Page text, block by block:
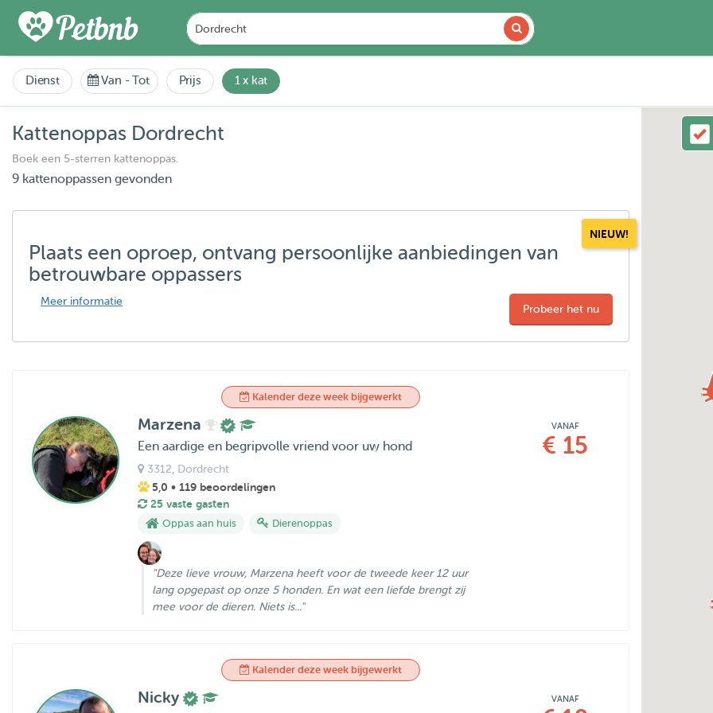
Dienst Van -Tot Prijs 1 x kat
Kattenoppas Dordrecht
Boek een 5-sterren kattenoppas.
9 kattenoppassen gevonden
NIEUW!
Plaats een oproep, ontvang persoonlijke aanbiedingen van
betrouwbare oppassers
Meer informatie
Probeer het nu
Kalender deze week bijgewerkt
Marzena
Een aardige en begripvolle vriend voor uw hond
3312 , Dordrecht
5,0 • 119 beoordelingen
25 vaste gasten
Oppas aan huis Dierenoppas
"Deze lieve vrouw, Marzena heeft voor de tweede keer 12 uur
lang opgepast op onze 5 honden. En wat een liefde brengt zij
mee voor de dieren. Niets is..."
VANAF
€ 15
Kalender deze week bijgewerkt
Nicky VANAF